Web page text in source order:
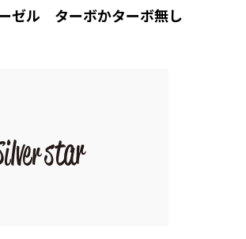
ゼル ターボかターボ無し